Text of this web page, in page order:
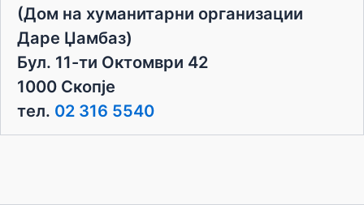
(Дом на хуманитарни организации
Даре Џамбаз)
Бул. 11-ти Октомври 42
1000 Скопје
тел. 02 316 5540